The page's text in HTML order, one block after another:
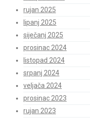
rujan 2025
lipanj 2025
siječanj 2025
prosinac 2024
listopad 2024
srpanj 2024
veljača 2024
prosinac 2023
rujan 2023